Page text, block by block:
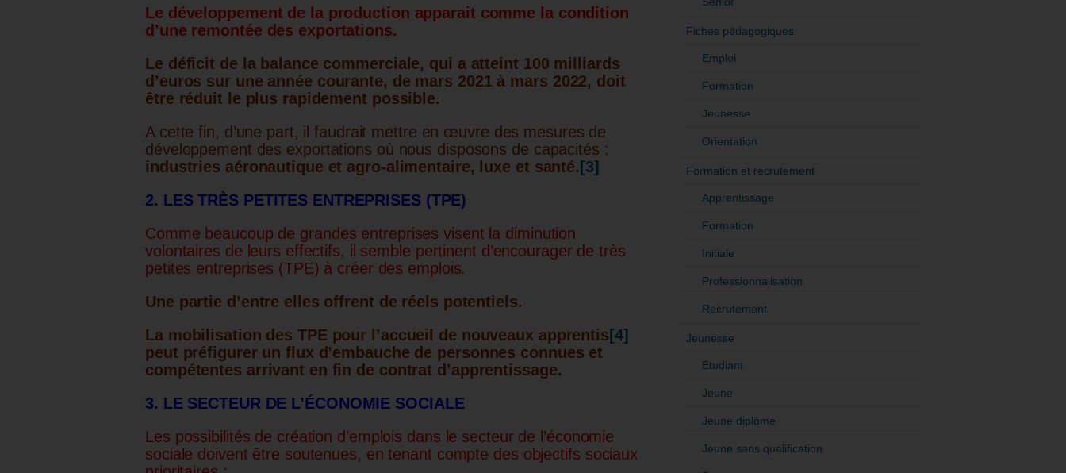
Le développement de la production apparait comme la condition
d’une remontée des exportations.
Le déficit de la balance commerciale, qui a atteint 100 milliards
d’euros sur une année courante, de mars 2021 à mars 2022, doit
être réduit le plus rapidement possible.
A cette fin, d’une part, il faudrait mettre en œuvre des mesures de
développement des exportations où nous disposons de capacités :
industries aéronautique et agro-alimentaire, luxe et santé. [3]
2. LES TRÈS PETITES ENTREPRISES (TPE)
Comme beaucoup de grandes entreprises visent la diminution
volontaires de leurs effectifs, il semble pertinent d’encourager de très
petites entreprises (TPE) à créer des emplois.
Une partie d’entre elles offrent de réels potentiels.
La mobilisation des TPE pour l’accueil de nouveaux apprentis [4]
peut préfigurer un flux d’embauche de personnes connues et
compétentes arrivant en fin de contrat d’apprentissage.
3. LE SECTEUR DE L’ÉCONOMIE SOCIALE
Les possibilités de création d’emplois dans le secteur de l’économie
sociale doivent être soutenues, en tenant compte des objectifs sociaux
Fiches pédagogiques
Emploi
Formation
Jeunesse
Orientation
Formation et recrutement
Apprentissage
Formation
Initiale
Professionnalisation
Recrutement
Jeunesse
Etudiant
Jeune
Jeune diplômé
Jeune sans qualification